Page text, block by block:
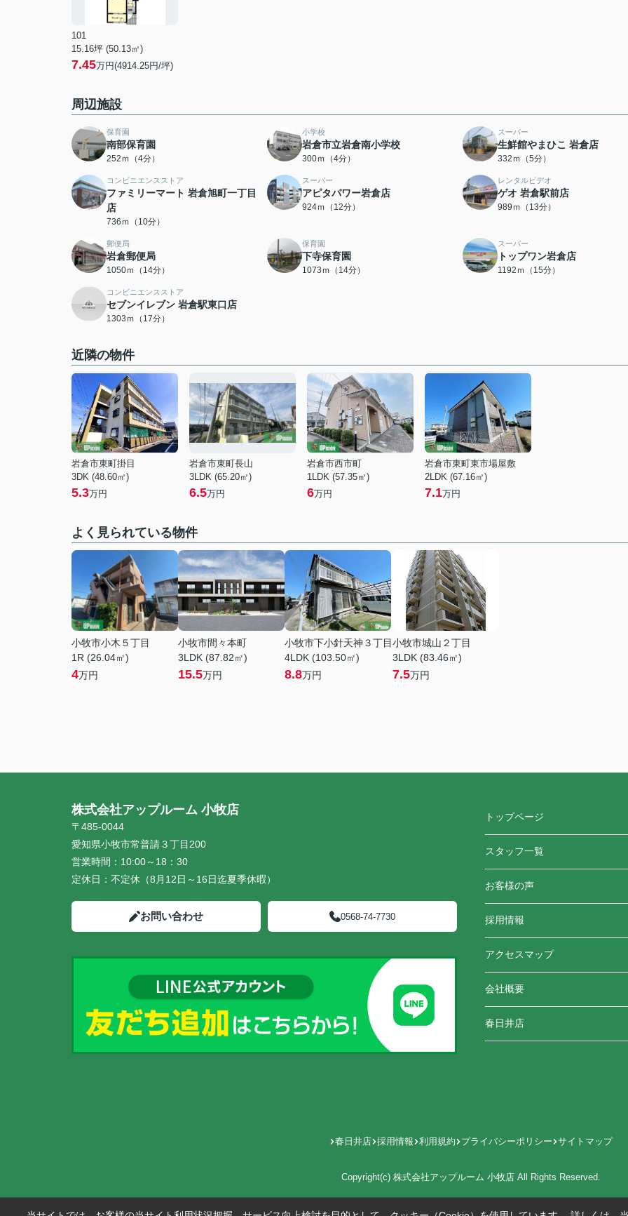
101
15.16坪 (50.13㎡)
7.45万円(4914.25円/坪)
周辺施設
保育園
南部保育園
252ｍ（4分）
小学校
岩倉市立岩倉南小学校
300ｍ（4分）
スーパー
生鮮館やまひこ 岩倉店
332ｍ（5分）
コンビニエンスストア
ファミリーマート 岩倉旭町一丁目
店
736ｍ（10分）
スーパー
アピタパワー岩倉店
924ｍ（12分）
レンタルビデオ
ゲオ 岩倉駅前店
989ｍ（13分）
郵便局
岩倉郵便局
1050ｍ（14分）
保育園
下寺保育園
1073ｍ（14分）
スーパー
トップワン岩倉店
1192ｍ（15分）
コンビニエンスストア
セブンイレブン 岩倉駅東口店
1303ｍ（17分）
近隣の物件
岩倉市東町掛目
3DK (48.60㎡)
5.3万円
岩倉市東町長山
3LDK (65.20㎡)
6.5万円
岩倉市西市町
1LDK (57.35㎡)
6万円
岩倉市東町東市場屋敷
2LDK (67.16㎡)
7.1万円
よく見られている物件
小牧市小木５丁目
1R (26.04㎡)
4万円
小牧市間々本町
3LDK (87.82㎡)
15.5万円
小牧市下小針天神３丁目
4LDK (103.50㎡)
8.8万円
小牧市城山２丁目
3LDK (83.46㎡)
7.5万円
株式会社アップルーム 小牧店
〒485-0044
愛知県小牧市常普請３丁目200
営業時間： 10:00～18：30
定休日： 不定休（8月12日～16日迄夏季休暇）
お問い合わせ 0568-74-7730
トップページ
スタッフ一覧
お客様の声
採用情報
アクセスマップ
会社概要
春日井店
春日井店 採用情報 利用規約 プライバシーポリシー サイトマップ
Copyright(c) 株式会社アップルーム 小牧店 All Rights Reserved.